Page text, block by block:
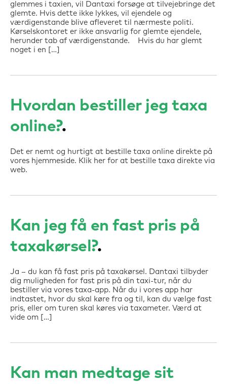
glemmes i taxien, vil Dantaxi forsøge at tilvejebringe det
glemte. Hvis dette ikke lykkes, vil ejendele og
værdigenstande blive afleveret til nærmeste politi.
Kørselskontoret er ikke ansvarlig for glemte ejendele,
herunder tab af værdigenstande. Hvis du har glemt
noget i en […]
Hvordan bestiller jeg taxa
online?
Det er nemt og hurtigt at bestille taxa online direkte på
vores hjemmeside. Klik her for at bestille taxa direkte via
web.
Kan jeg få en fast pris på
taxakørsel?
Ja – du kan få fast pris på taxakørsel. Dantaxi tilbyder
dig muligheden for fast pris på din taxi-tur, når du
bestiller via vores taxa-app. Når du i vores app har
indtastet, hvor du skal køre fra og til, kan du vælge fast
pris, eller om turen skal køres via taxameter. Værd at
vide om […]
Kan man medtage sit